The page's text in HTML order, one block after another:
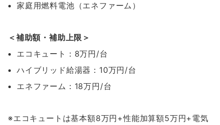
家庭用燃料電池（エネファーム）
＜補助額・補助上限＞
エコキュート：8万円/台
ハイブリッド給湯器：10万円/台
エネファーム：18万円/台
※エコキュートは基本額8万円+性能加算額5万円+電気